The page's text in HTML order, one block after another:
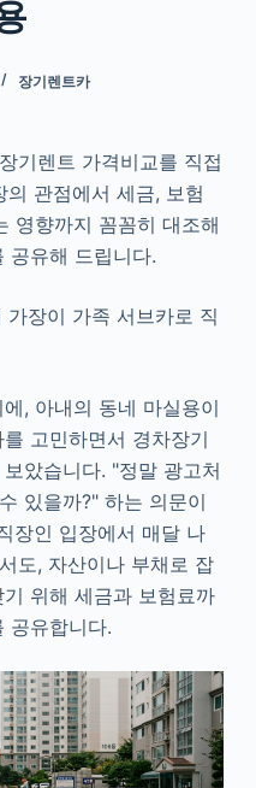
장기렌트카
기렌트 가격비교를 직접
관점에서 세금, 보험
영향까지 꼼꼼히 대조해
공유해 드립니다.
장이 가족 서브카로 직
, 아내의 동네 마실용이
고민하면서 경차장기
았습니다. "정말 광고처
있을까?" 하는 의문이
장인 입장에서 매달 나
도, 자산이나 부채로 잡
위해 세금과 보험료까
공유합니다.